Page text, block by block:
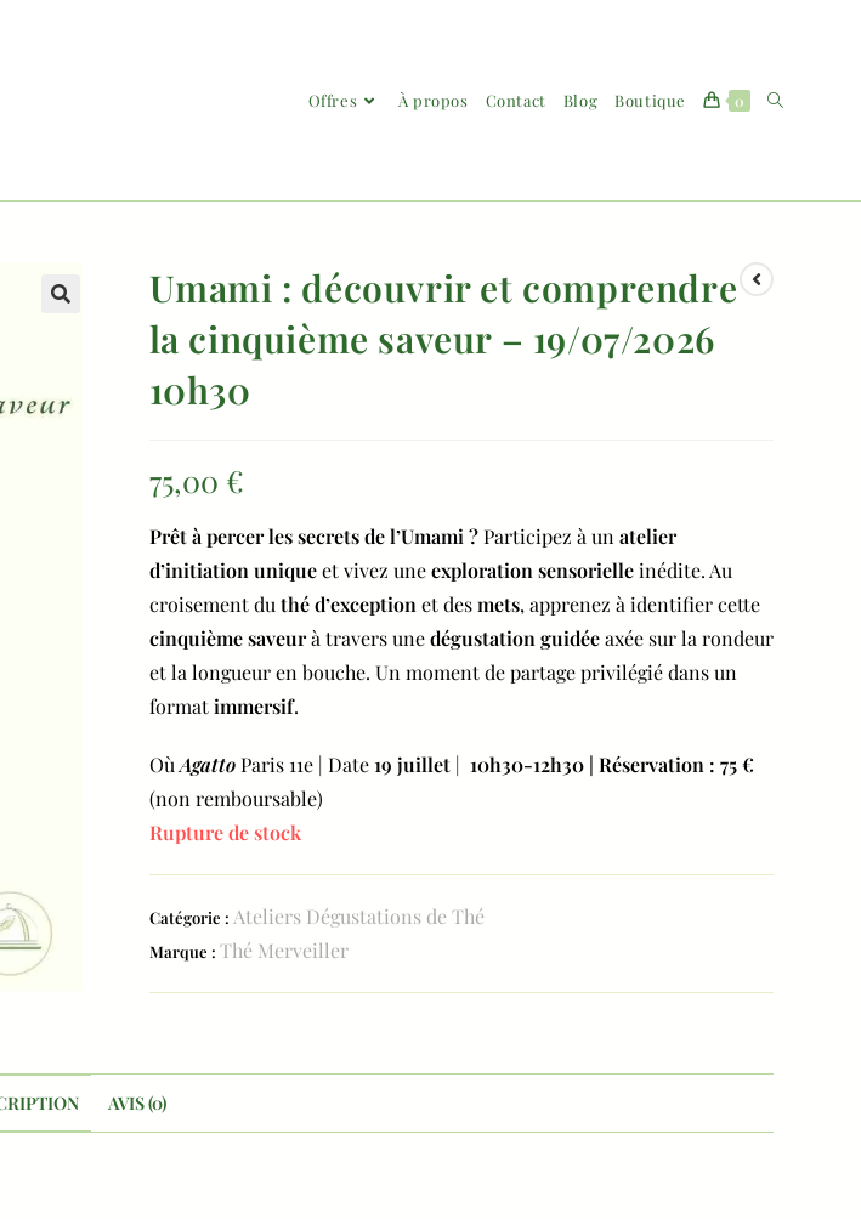
Offres À propos Contact Blog Boutique 0
Umami : découvrir et comprendre
la cinquième saveur – 19/07/2026
10h30
75,00 €
Prêt à percer les secrets de l’Umami ?Participez à un atelier
d’initiation uniqueet vivez uneexploration sensorielleinédite. Au
croisement du thé d’exception et desmets, apprenez à identifier cette
cinquième saveurà travers unedégustation guidéeaxée sur la rondeur
et la longueur en bouche. Un moment de partage privilégié dans un
formatimmersif.
Où Agatto Paris 11e | Date19 juillet| 10h30-12h30 | Réservation : 75 €
(non remboursable)
Rupture de stock
Catégorie : Ateliers Dégustations de Thé
Marque : Thé Merveiller
AVIS (0)